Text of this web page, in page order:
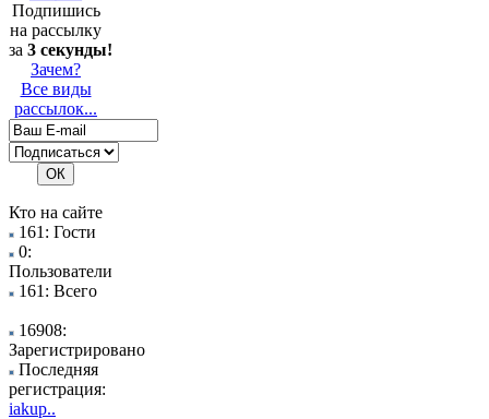
Подпишись
на рассылку
за 3 секунды!
Зачем?
Все виды
рассылок...
Кто на сайте
161: Гости
0:
Пользователи
161: Всего
16908:
Зарегистрировано
Последняя
регистрация:
iakup..